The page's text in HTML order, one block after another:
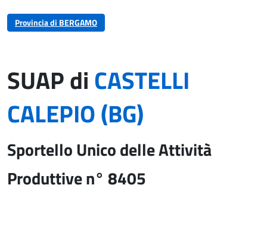
Provincia di BERGAMO
SUAP diCASTELLI
CALEPIO (BG)
Sportello Unico delle Attività
Produttive n° 8405